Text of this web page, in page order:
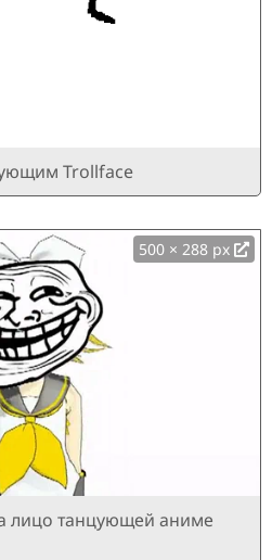
Trollface
500 × 288 px
лицо танцующей аниме